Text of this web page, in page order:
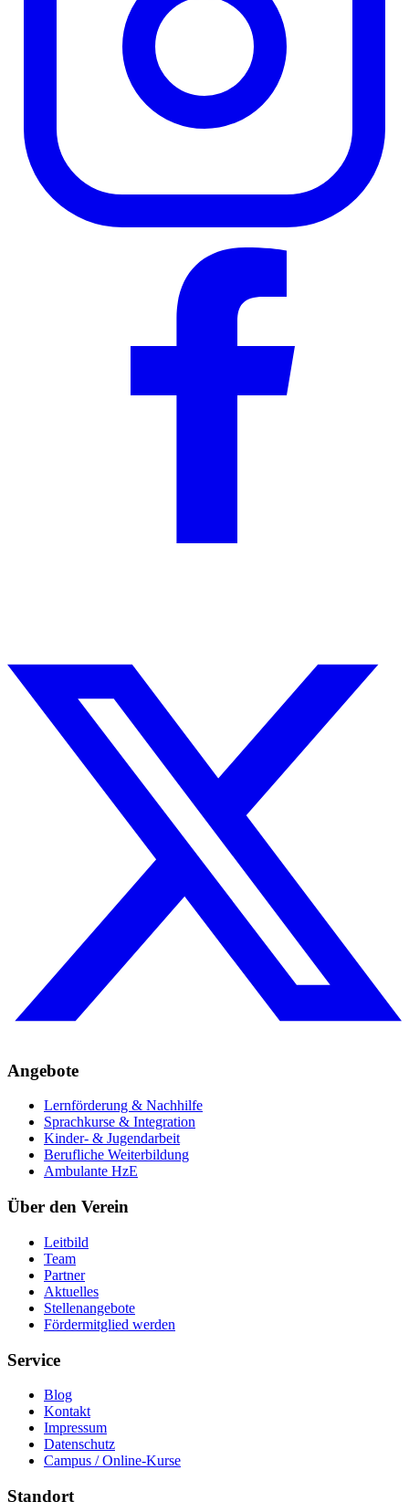
Angebote
Lernförderung & Nachhilfe
Sprachkurse & Integration
Kinder- & Jugendarbeit
Berufliche Weiterbildung
Ambulante HzE
Über den Verein
Leitbild
Team
Partner
Aktuelles
Stellenangebote
Fördermitglied werden
Service
Blog
Kontakt
Impressum
Datenschutz
Campus / Online-Kurse
Standort